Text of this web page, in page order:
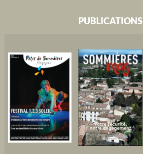
PUBLICATIONS